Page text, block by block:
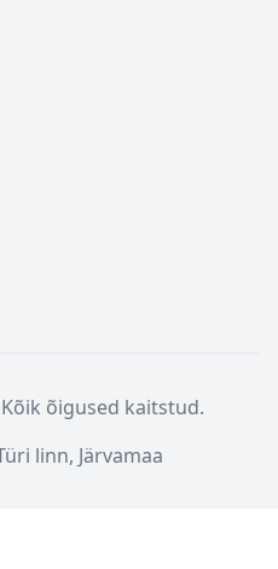
õigused kaitstud.
linn, Järvamaa